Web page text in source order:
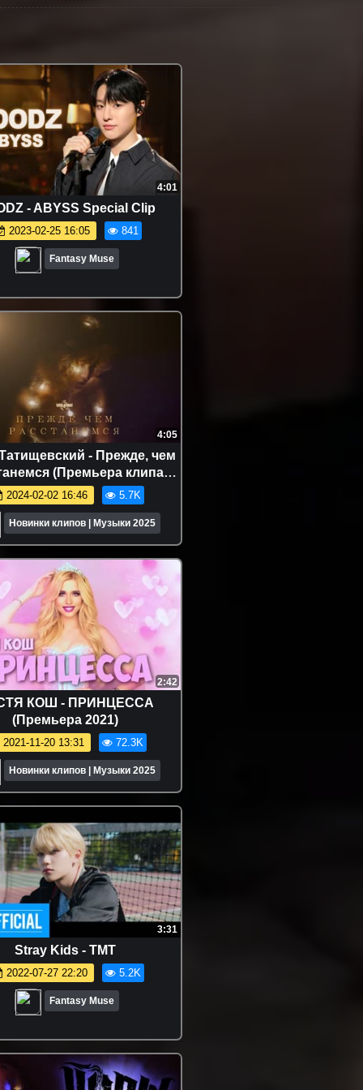
4:01
- ABYSS Special Clip
2023-02-25 16:05 841
Fantasy Muse
4:05
- Прежде, чем
(Премьера клипа
2024)
2024-02-02 16:46 5.7K
Новинки клипов | Музыки 2025
2:42
КОШ - ПРИНЦЕССА
(Премьера 2021)
2021-11-20 13:31 72.3K
Новинки клипов | Музыки 2025
3:31
Stray Kids - TMT
2022-07-27 22:20 5.2K
Fantasy Muse